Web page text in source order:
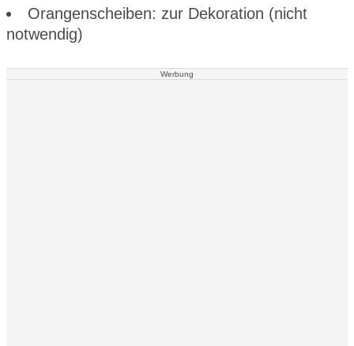
Orangenscheiben: zur Dekoration (nicht
notwendig)
Werbung